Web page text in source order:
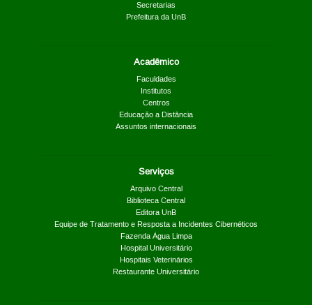
Secretarias
Prefeitura da UnB
Acadêmico
Faculdades
Institutos
Centros
Educação a Distância
Assuntos internacionais
Serviços
Arquivo Central
Biblioteca Central
Editora UnB
Equipe de Tratamento e Resposta a Incidentes Cibernéticos
Fazenda Água Limpa
Hospital Universitário
Hospitais Veterinários
Restaurante Universitário